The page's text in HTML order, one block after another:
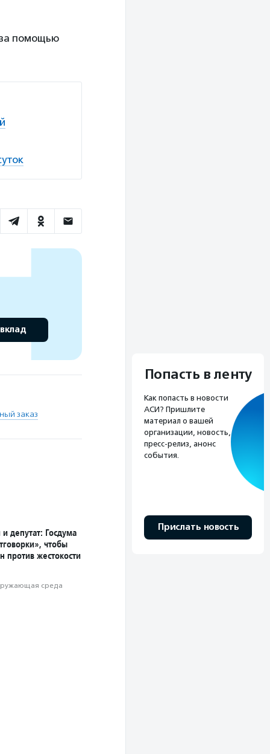
помощью
заказ
депутат: Госдума
чтобы
против жестокости
среда
Попасть в ленту
Как попасть в новости
АСИ? Пришлите
материал о вашей
организации, новость,
пресс-релиз, анонс
события.
Прислать новость